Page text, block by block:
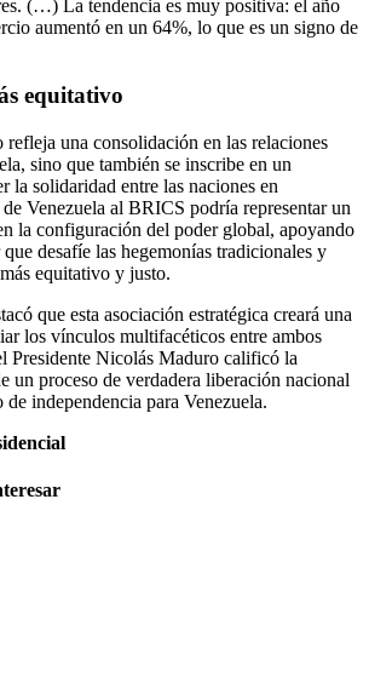
(…) La tendencia es muy positiva: el año
aumentó en un 64%, lo que es un signo de
equitativo
una consolidación en las relaciones
sino que también se inscribe en un
la solidaridad entre las naciones en
Venezuela al BRICS podría representar un
la configuración del poder global, apoyando
desafíe las hegemonías tradicionales y
equitativo y justo.
que esta asociación estratégica creará una
los vínculos multifacéticos entre ambos
Presidente Nicolás Maduro calificó la
un proceso de verdadera liberación nacional
independencia para Venezuela.